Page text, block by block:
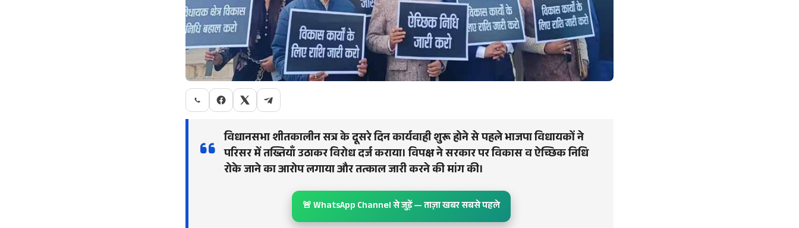
विधानसभा शीतकालीन सत्र के दूसरे दिन कार्यवाही शुरू होने से पहले भाजपा विधायकों ने
परिसर में तख्तियाँ उठाकर विरोध दर्ज कराया। विपक्ष ने सरकार पर विकास व ऐच्छिक निधि
रोके जाने का आरोप लगाया और तत्काल जारी करने की मांग की।
🚨 WhatsApp Channel से जुड़ें — ताज़ा खबर सबसे पहले